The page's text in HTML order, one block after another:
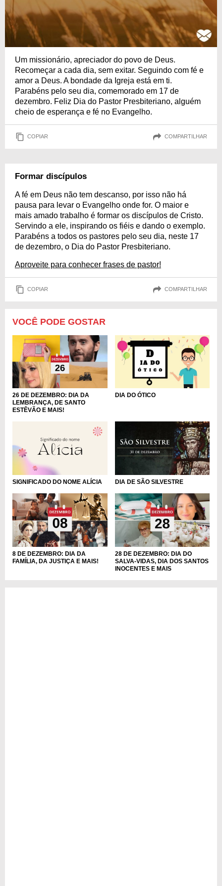
Um missionário, apreciador do povo de Deus.
Recomeçar a cada dia, sem exitar. Seguindo com fé e
amor a Deus. A bondade da Igreja está em ti.
Parabéns pelo seu dia, comemorado em 17 de
dezembro. Feliz Dia do Pastor Presbiteriano, alguém
cheio de esperança e fé no Evangelho.
COPIAR COMPARTILHAR
Formar discípulos
A fé em Deus não tem descanso, por isso não há
pausa para levar o Evangelho onde for. O maior e
mais amado trabalho é formar os discípulos de Cristo.
Servindo a ele, inspirando os fiéis e dando o exemplo.
Parabéns a todos os pastores pelo seu dia, neste 17
de dezembro, o Dia do Pastor Presbiteriano.
Aproveite para conhecer frases de pastor!
COPIAR COMPARTILHAR
VOCÊ PODE GOSTAR
26 DE DEZEMBRO: DIA DA
LEMBRANÇA, DE SANTO
ESTÊVÃO E MAIS!
DIA DO ÓTICO
SIGNIFICADO DO NOME ALÍCIA DIA DE SÃO SILVESTRE
8 DE DEZEMBRO: DIA DA
FAMÍLIA, DA JUSTIÇA E MAIS!
28 DE DEZEMBRO: DIA DO
SALVA-VIDAS, DIA DOS SANTOS
INOCENTES E MAIS